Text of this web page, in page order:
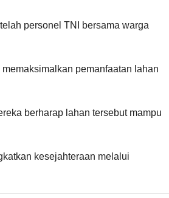
personel TNI bersama warga
pemanfaatan lahan
berharap lahan tersebut mampu
kesejahteraan melalui